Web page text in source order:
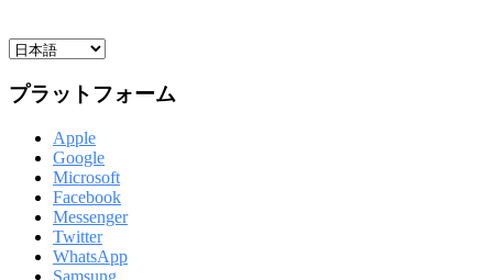
プラットフォーム
Apple
Google
Microsoft
Facebook
Messenger
Twitter
WhatsApp